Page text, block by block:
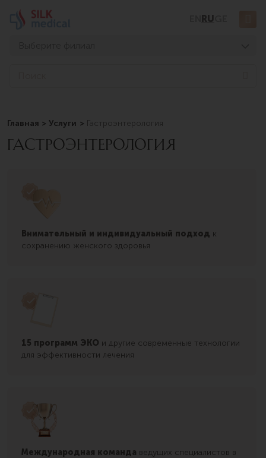
Тбилиси, Мосашвили
Батуми, Асатиани
RU
Главная Услуги Гастроэнтерология
ГАСТРОЭНТЕРОЛОГИЯ
Внимательный и индивидуальный подход к
сохранению женского здоровья
15 программ ЭКО и другие современные технологии
для эффективности лечения
Международная команда ведущих специалистов в